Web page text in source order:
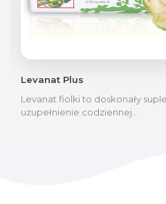
Levanat Plus
Levanat fiolki to doskonały
uzupełnienie codziennej...